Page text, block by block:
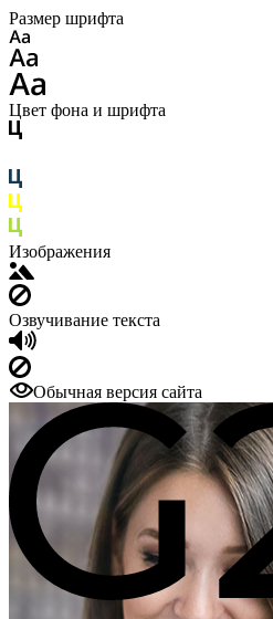
Размер шрифта
Цвет фона и шрифта
Изображения
Озвучивание текста
Обычная версия сайта